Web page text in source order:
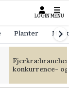
LOGIN MENU
Planter
konkurrence-